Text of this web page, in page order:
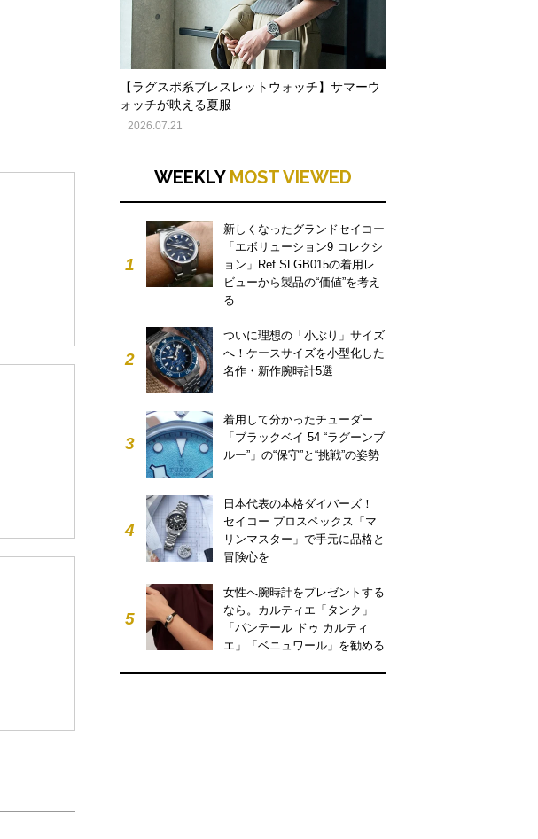
【ラグスポ系ブレスレットウォッチ】サマーウ
ォッチが映える夏服
2026.07.21
WEEKLY MOST VIEWED
1
新しくなったグランドセイコー
「エボリューション9 コレクシ
ョン」Ref.SLGB015の着用レ
ビューから製品の“価値”を考え
る
2
ついに理想の「小ぶり」サイズ
へ！ケースサイズを小型化した
名作・新作腕時計5選
3
着用して分かったチューダー
「ブラックベイ 54 “ラグーンブ
ルー”」の“保守”と“挑戦”の姿勢
4
日本代表の本格ダイバーズ！
セイコー プロスペックス「マ
リンマスター」で手元に品格と
冒険心を
5
女性へ腕時計をプレゼントする
なら。カルティエ「タンク」
「パンテール ドゥ カルティ
エ」「ベニュワール」を勧める